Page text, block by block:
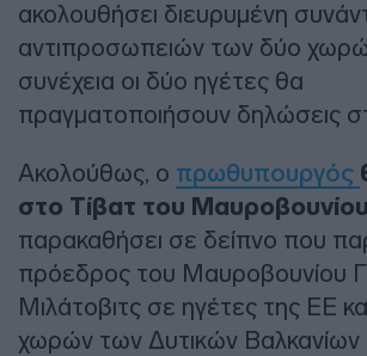
ακολουθήσει διευρυμένη
αντιπροσωπειών των δύο
συνέχεια οι δύο ηγέτες θα
πραγματοποιήσουν δηλώσεις
Ακολούθως, ο πρωθυπουργός
στο Τίβατ του Μαυροβουνίου
παρακαθήσει σε δείπνο που
πρόεδρος του Μαυροβουνίου
Μιλάτοβιτς σε ηγέτες της ΕΕ
χωρών των Δυτικών